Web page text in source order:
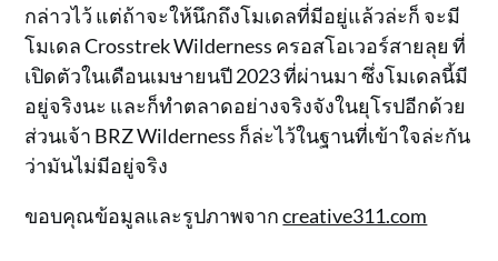
กล่าวไว้ แต่ถ้าจะให้นึกถึงโมเดลที่มีอยู่แล้วล่ะก็ จะมี
โมเดล Crosstrek Wilderness ครอสโอเวอร์สายลุย ที่
เปิดตัวในเดือนเมษายนปี 2023 ที่ผ่านมา ซึ่งโมเดลนี้มี
อยู่จริงนะ และก็ทำตลาดอย่างจริงจังในยุโรปอีกด้วย
ส่วนเจ้า BRZ Wilderness ก็ล่ะไว้ในฐานที่เข้าใจล่ะกัน
ว่ามันไม่มีอยู่จริง
ขอบคุณข้อมูลและรูปภาพจากcreative311.com